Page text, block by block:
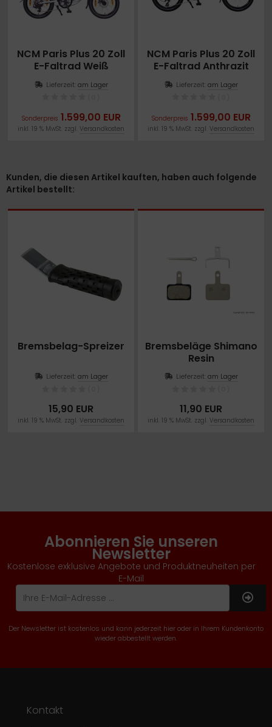
NCM Paris Plus 20 Zoll
E-Faltrad Weiß
Lieferzeit: am Lager
Sonderpreis 1.599,00 EUR
inkl. 19 % MwSt. zzgl. Versandkosten
NCM Paris Plus 20 Zoll
E-Faltrad Anthrazit
Lieferzeit: am Lager
Sonderpreis 1.599,00 EUR
inkl. 19 % MwSt. zzgl. Versandkosten
Kunden, die diesen Artikel kauften, haben auch folgende
Artikel bestellt:
Bremsbelag-Spreizer
Lieferzeit: am Lager
15,90 EUR
inkl. 19 % MwSt. zzgl. Versandkosten
Bremsbeläge Shimano
Resin
Lieferzeit: am Lager
11,90 EUR
inkl. 19 % MwSt. zzgl. Versandkosten
Abonnieren Sie unseren
Newsletter
Kostenlose exklusive Angebote und Produktneuheiten per
E-Mail
Der Newsletter ist kostenlos und kann jederzeit hier oder in Ihrem Kundenkonto
wieder abbestellt werden.
Kontakt